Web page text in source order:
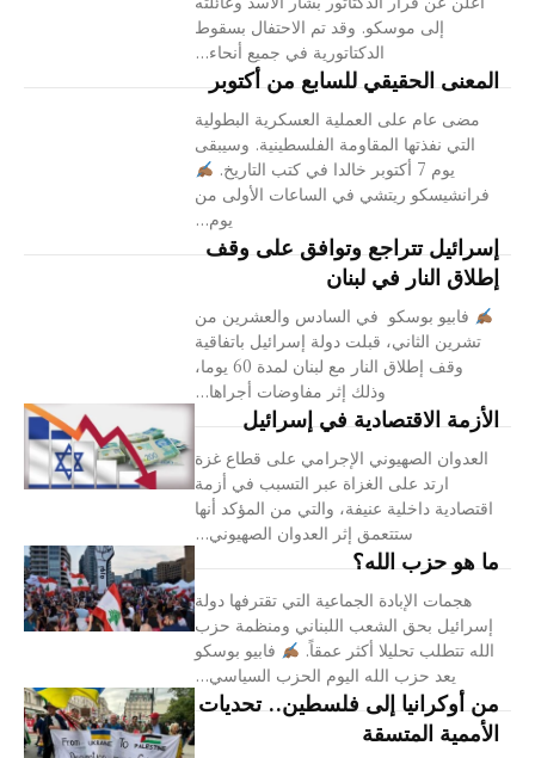
إلى موسكو. وقد تم الاحتفال بسقوط
الدكتاتورية في جميع أنحاء...
المعنى الحقيقي للسابع من أكتوبر
مضى عام على العملية العسكرية البطولية
التي نفذتها المقاومة الفلسطينية. وسيبقى
يوم 7 أكتوبر خالدا في كتب التاريخ.
فرانشيسكو ريتشي في الساعات الأولى من
يوم...
إسرائيل تتراجع وتوافق على وقف
إطلاق النار في لبنان
فابيو بوسكو في السادس والعشرين من
تشرين الثاني، قبلت دولة إسرائيل باتفاقية
وقف إطلاق النار مع لبنان لمدة 60 يوما،
وذلك إثر مفاوضات أجراها...
الأزمة الاقتصادية في إسرائيل
العدوان الصهيوني الإجرامي على قطاع غزة
ارتد على الغزاة عبر التسبب في أزمة
اقتصادية داخلية عنيفة، والتي من المؤكد أنها
ستتعمق إثر العدوان الصهيوني...
ما هو حزب الله؟
هجمات الإبادة الجماعية التي تقترفها دولة
إسرائيل بحق الشعب اللبناني ومنظمة حزب
الله تتطلب تحليلا أكثر عمقاً.
فابيو بوسكو
يعد حزب الله اليوم الحزب السياسي...
من أوكرانيا إلى فلسطين.. تحديات
الأممية المتسقة